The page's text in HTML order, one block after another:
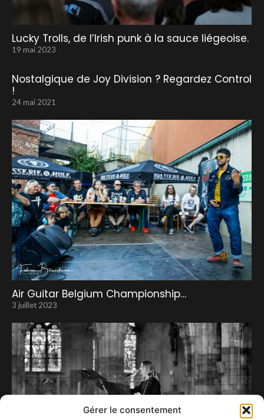
Gérer le consentement
Lucky Trolls, de l’Irish punk à la sauce liégeoise.
19 mai 2023
Nostalgique de Joy Division ? Regardez Control
!
24 mai 2021
Air Guitar Belgium Championship…
3 juillet 2023